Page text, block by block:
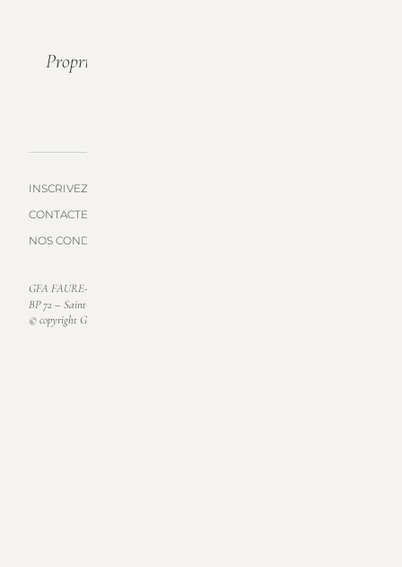
Propriété Familiale À Saint-Emilion Depuis 6
GFA FAURE-BARRAUD
BP 72 – Saint-Emilion
© copyright GFA FAURE-BARRAUD 2023-2025
INSCRIVEZ-VOUS À NOTRE LISTE DE DIFFUSION
CONTACTEZ-NOUS
NOS CONDITIONS DE VENTES